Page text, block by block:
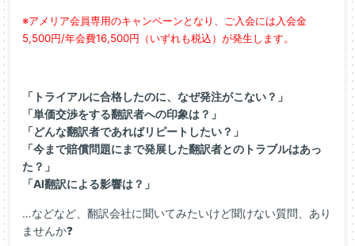
※アメリア会員専用のキャンペーンとなり、ご入会には入会金
5,500円/年会費16,500円（いずれも税込）が発生します。
「トライアルに合格したのに、なぜ発注がこない？」
「単価交渉をする翻訳者への印象は？」
「どんな翻訳者であればリピートしたい？」
「今まで賠償問題にまで発展した翻訳者とのトラブルはあっ
た？」
「AI翻訳による影響は？」
…などなど、翻訳会社に聞いてみたいけど聞けない質問、あり
ませんか❓